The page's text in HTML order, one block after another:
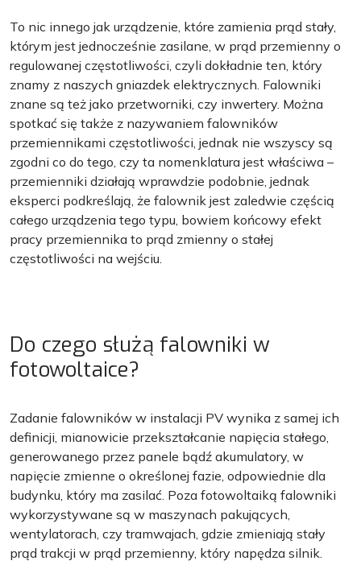
To nic innego jak urządzenie, które zamienia prąd stały,
którym jest jednocześnie zasilane, w prąd przemienny o
regulowanej częstotliwości, czyli dokładnie ten, który
znamy z naszych gniazdek elektrycznych. Falowniki
znane są też jako przetworniki, czy inwertery. Można
spotkać się także z nazywaniem falowników
przemiennikami częstotliwości, jednak nie wszyscy są
zgodni co do tego, czy ta nomenklatura jest właściwa –
przemienniki działają wprawdzie podobnie, jednak
eksperci podkreślają, że falownik jest zaledwie częścią
całego urządzenia tego typu, bowiem końcowy efekt
pracy przemiennika to prąd zmienny o stałej
częstotliwości na wejściu.
Do czego służą falowniki w
fotowoltaice?
Zadanie falowników w instalacji PV wynika z samej ich
definicji, mianowicie przekształcanie napięcia stałego,
generowanego przez panele bądź akumulatory, w
napięcie zmienne o określonej fazie, odpowiednie dla
budynku, który ma zasilać. Poza fotowoltaiką falowniki
wykorzystywane są w maszynach pakujących,
wentylatorach, czy tramwajach, gdzie zmieniają stały
prąd trakcji w prąd przemienny, który napędza silnik.